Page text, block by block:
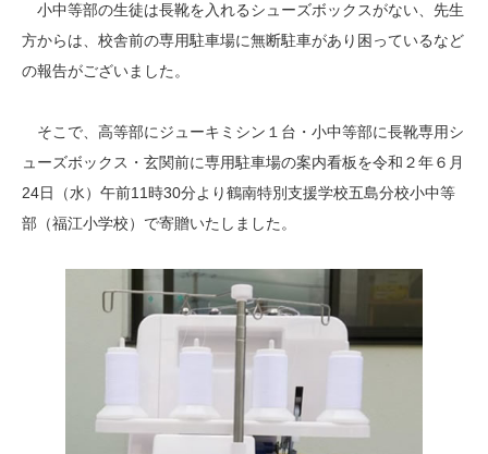
小中等部の生徒は長靴を入れるシューズボックスがない、先生
方からは、校舎前の専用駐車場に無断駐車があり困っているなど
の報告がございました。
そこで、高等部にジューキミシン１台・小中等部に長靴専用シ
ューズボックス・玄関前に専用駐車場の案内看板を令和２年６月
24日（水）午前11時30分より鶴南特別支援学校五島分校小中等
部（福江小学校）で寄贈いたしました。